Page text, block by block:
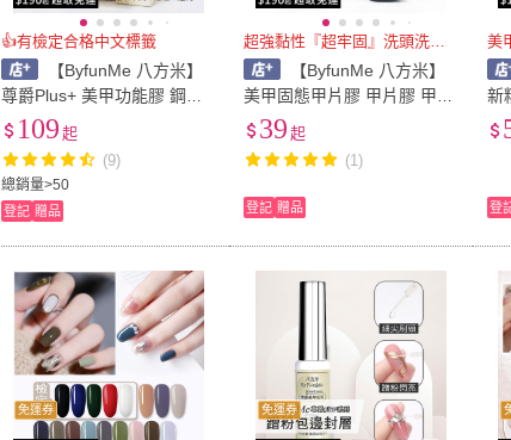
👍有檢定合格中文標籤
【ByfunMe 八方米】
尊爵Plus+ 美甲功能膠 鋼化
上層 磨砂封層 底膠 暈染膠
加固膠 平衡劑 固定劑 防翹
劑 NailsMall
總銷量>50
109 起
(9)
登記 贈品
超強黏性『超牢固』洗頭洗澡不掉
【ByfunMe 八方米】
美甲固態甲片膠 甲片膠 甲片
黏合膠 甲片凝膠 可拆卸式黏
合甲片 甲油膠 美甲貼片 Nail
sMall
39 起
(1)
登記 贈品
美
新
登
免運券 免運券